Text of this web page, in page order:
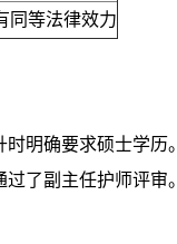
同等法律效力
明确要求硕士学历
了副主任护师评审